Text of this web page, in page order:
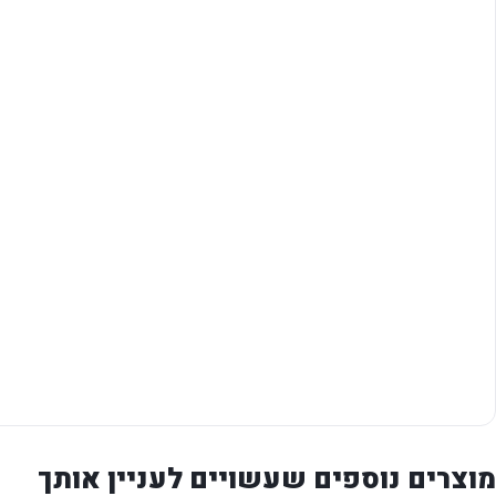
מוצרים נוספים שעשויים לעניין אותך